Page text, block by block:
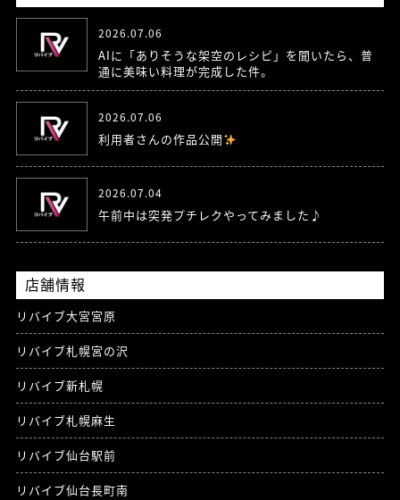
2026.07.06
AIに「ありそうな架空のレシピ」を聞いたら、普
通に美味い料理が完成した件。
2026.07.06
利用者さんの作品公開
2026.07.04
午前中は突発プチレクやってみました♪
店舗情報
リバイブ大宮宮原
リバイブ札幌宮の沢
リバイブ新札幌
リバイブ札幌麻生
リバイブ仙台駅前
リバイブ仙台長町南